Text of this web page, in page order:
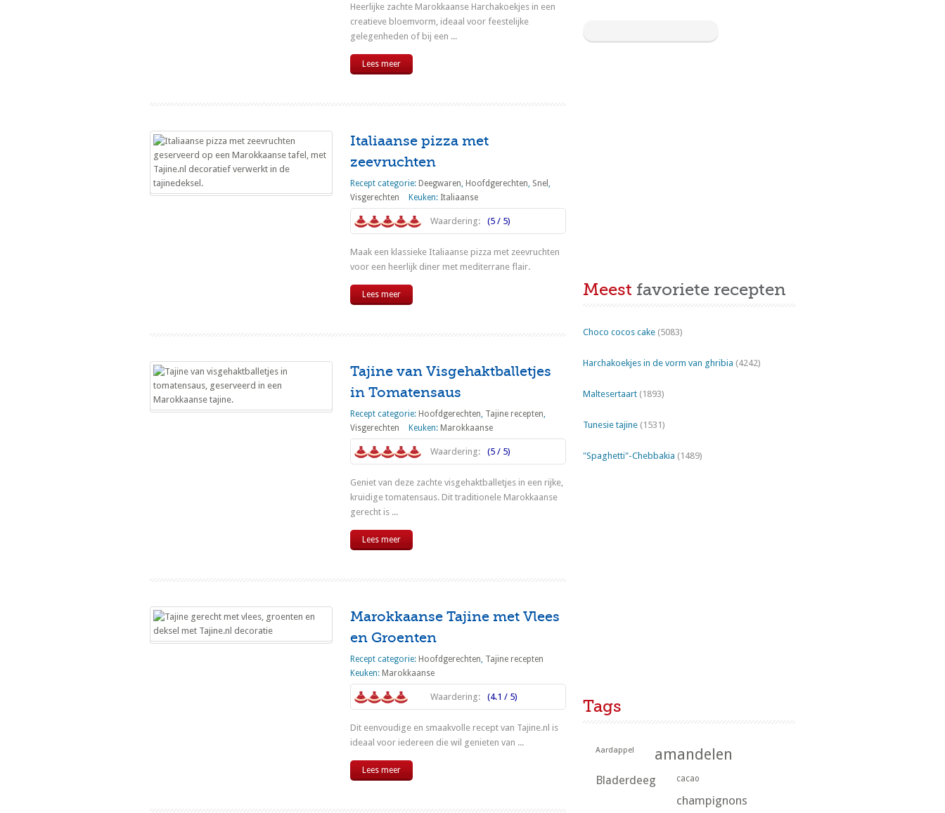
Heerlijke zachte Marokkaanse Harchakoekjes in een
creatieve bloemvorm, ideaal voor feestelijke
gelegenheden of bij een ...
Lees meer
Italiaanse pizza met
zeevruchten
Recept categorie: Deegwaren Hoofdgerechten Snel
Visgerechten
Keuken: Italiaanse
Waardering: (5 / 5)
Maak een klassieke Italiaanse pizza met zeevruchten
voor een heerlijk diner met mediterrane flair.
Lees meer
Tajine van Visgehaktballetjes
in Tomatensaus
Recept categorie: Hoofdgerechten Tajine recepten
Visgerechten
Keuken: Marokkaanse
Waardering: (5 / 5)
Geniet van deze zachte visgehaktballetjes in een rijke,
kruidige tomatensaus. Dit traditionele Marokkaanse
gerecht is ...
Lees meer
Marokkaanse Tajine met Vlees
en Groenten
Recept categorie: Hoofdgerechten Tajine recepten
Keuken: Marokkaanse
Waardering: (4.1 / 5)
Dit eenvoudige en smaakvolle recept van Tajine.nl is
ideaal voor iedereen die wil genieten van ...
Lees meer
Meest favoriete recepten
Choco cocos cake (5083)
Harchakoekjes in de vorm van ghribia (4242)
Maltesertaart (1893)
Tunesie tajine (1531)
"Spaghetti"-Chebbakia (1489)
Tags
Aardappel amandelen
Bladerdeeg cacao
champignons